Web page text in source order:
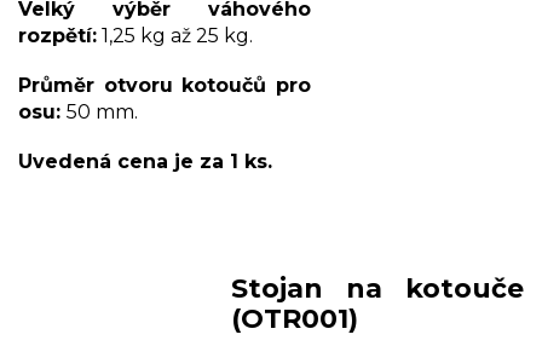
Velký výběr váhového
rozpětí: 1,25 kg až 25 kg.
Průměr otvoru kotoučů pro
osu: 50 mm.
Uvedená cena je za 1 ks.
Stojan na kotouče
(OTR001)